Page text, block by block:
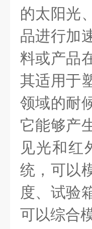
的太阳光
品进行加
料或产品
其适用于
领域的耐
它能够产
见光和红
统，可以
度、试验
可以综合